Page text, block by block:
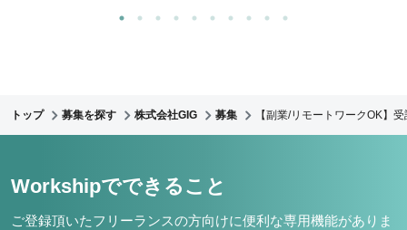
トップ 募集を探す 株式会社GIG 募集 【副業/リモートワークOK】
Workshipでできること
ご登録頂いたフリーランスの方向けに便利な専用機能がありま